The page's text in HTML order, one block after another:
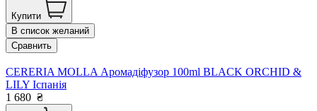
Купити
В список желаний
Сравнить
CERERIA MOLLA Аромадіфузор 100ml BLACK ORCHID &
LILY Іспанія
1 680 ₴